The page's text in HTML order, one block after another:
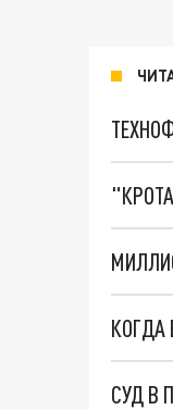
КОГДА
СУД В